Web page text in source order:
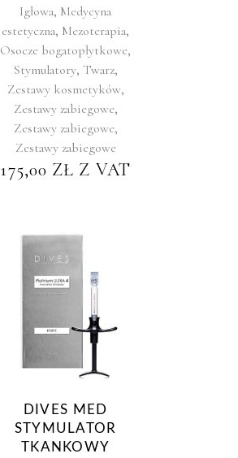
Igłowa, Medycyna
estetyczna, Mezoterapia,
Osocze bogatopłytkowe,
Stymulatory, Twarz,
Zestawy kosmetyków,
Zestawy zabiegowe,
Zestawy zabiegowe,
Zestawy zabiegowe
175,00 ZŁ Z VAT
DIVES MED
STYMULATOR
TKANKOWY